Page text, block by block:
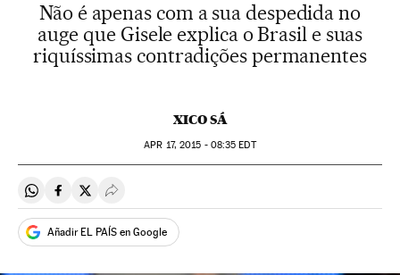
Não é apenas com a sua despedida no
auge que Gisele explica o Brasil e suas
riquíssimas contradições permanentes
XICO SÁ
APR 17, 2015 - 08:35 EDT
Compartir en Whatsapp
Compartir en Facebook
Compartir en Twitter
Desplegar Redes Sociales
Añadir EL PAÍS en Google